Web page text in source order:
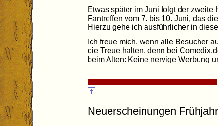
Etwas später im Juni folgt der zweite
Fantreffen vom 7. bis 10. Juni, das
Hierzu gehe ich ausführlicher in
Ich freue mich, wenn alle Besucher
die Treue halten, denn bei
beim Alten: Keine nervige Werbung
Neuerscheinungen